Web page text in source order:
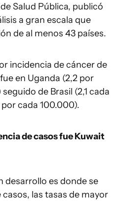
Salud Pública, publicó
a gran escala que
de al menos 43 países.
incidencia de cáncer de
en Uganda (2,2 por
de Brasil (2,1 cada
por cada 100.000).
de casos fue Kuwait
desarrollo es donde se
las tasas de mayor